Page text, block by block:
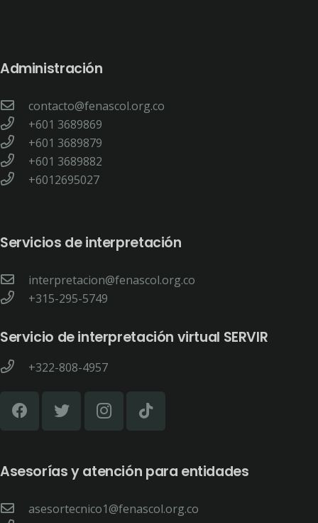
Administración
contacto@fenascol.org.co
+601 3689869
+601 3689879
+601 3689882
+6012695027
Servicios de interpretación
interpretacion@fenascol.org.co
+315-295-5749
Servicio de interpretación virtual SERVIR
+322-808-4957
Asesorías y atención para entidades
asesortecnico1@fenascol.org.co